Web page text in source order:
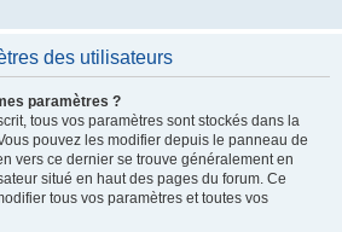
des utilisateurs
paramètres ?
tous vos paramètres sont stockés dans la
pouvez les modifier depuis le panneau de
vers ce dernier se trouve généralement en
situé en haut des pages du forum. Ce
tous vos paramètres et toutes vos